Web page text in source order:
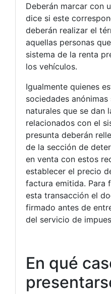
Deberán marcar con
dice si este
deberán realizar el
aquellas personas
sistema de la renta
los vehículos.
Igualmente quienes
sociedades anónimas
naturales que se dan
relacionados con el
presunta deberán
de la sección de
en venta con estos
establecer el precio
factura emitida. Para
esta transacción el
firmado antes de
del servicio de
En qué